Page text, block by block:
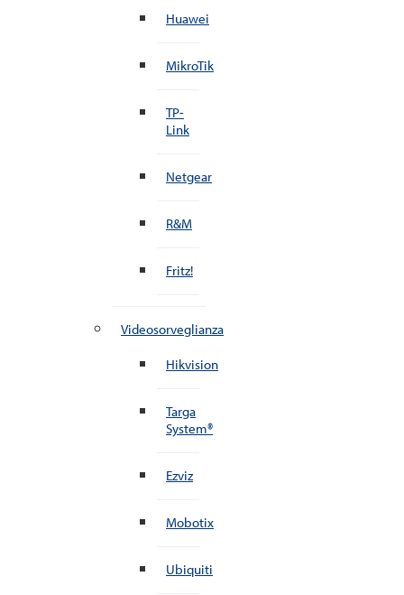
Huawei
MikroTik
TP-
Link
Netgear
R&M
Fritz!
Videosorveglianza
Hikvision
Targa
System®
Ezviz
Mobotix
Ubiquiti